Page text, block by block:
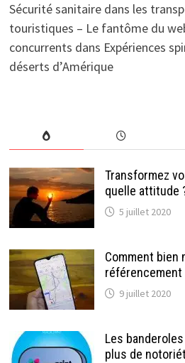
Sécurité sanitaire dans les
touristiques – Le fantôme du
concurrents dans Expériences
déserts d’Amérique
Transformez
quelle attitude
5 juillet 2020
Comment bien
référencement
9 juillet 2020
Les
plus de